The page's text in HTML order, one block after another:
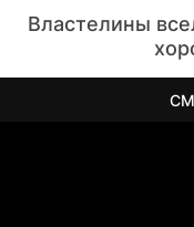
Вселенная.
Властелины